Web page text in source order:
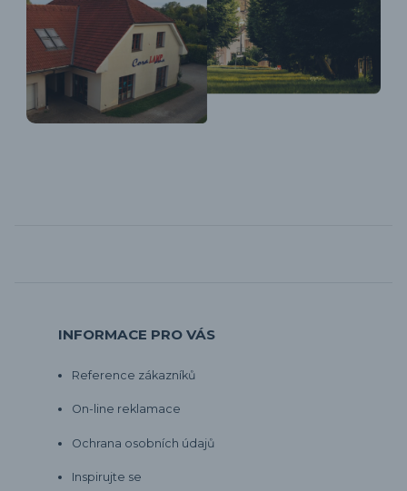
INFORMACE PRO VÁS
Reference zákazníků
On-line reklamace
Ochrana osobních údajů
Inspirujte se